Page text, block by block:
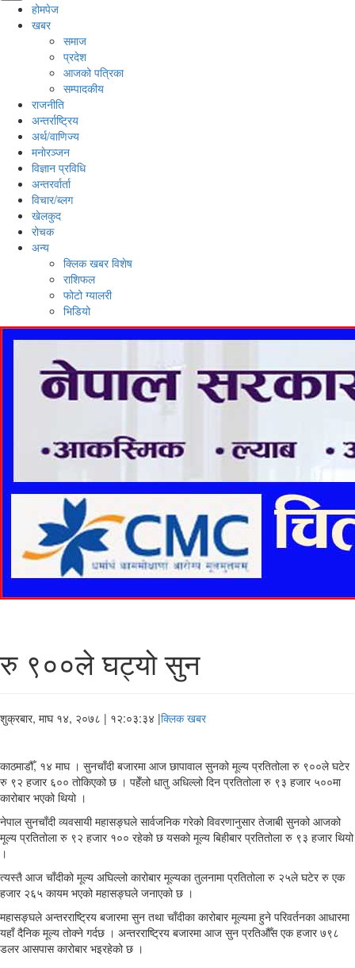
होमपेज
खबर
समाज
प्रदेश
आजको पत्रिका
सम्पादकीय
राजनीति
अन्तर्राष्ट्रिय
अर्थ/वाणिज्य
मनाेरञ्जन
विज्ञान प्रविधि
अन्तरर्वार्ता
विचार/ब्लग
खेलकुद
रोचक
अन्य
क्लिक खबर विशेष
राशिफल
फोटो ग्यालरी
भिडियो
रु ९००ले घट्यो सुन
शुक्रबार, माघ १४, २०७८ | १२:०३:३४ |क्लिक खबर
काठमाडौँ, १४ माघ । सुनचाँदी बजारमा आज छापावाल सुनको मूल्य प्रतितोला रु ९००ले घटेर
रु ९२ हजार ६०० तोकिएको छ । पहेँलो धातु अधिल्लो दिन प्रतितोला रु ९३ हजार ५००मा
कारोबार भएको थियो ।
नेपाल सुनचाँदी व्यवसायी महासङ्घले सार्वजनिक गरेको विवरणानुसार तेजाबी सुनको आजको
मूल्य प्रतितोला रु ९२ हजार १०० रहेको छ यसको मूल्य बिहीबार प्रतितोला रु ९३ हजार थियो
।
त्यस्तै आज चाँदीको मूल्य अघिल्लो कारोबार मूल्यका तुलनामा प्रतितोला रु २५ले घटेर रु एक
हजार २६५ कायम भएको महासङ्घले जनाएको छ ।
महासङ्घले अन्तरराष्ट्रिय बजारमा सुन तथा चाँदीका कारोबार मूल्यमा हुने परिवर्तनका आधारमा
यहाँ दैनिक मूल्य तोक्ने गर्दछ । अन्तरराष्ट्रिय बजारमा आज सुन प्रतिऔँस एक हजार ७९८
डलर आसपास कारोबार भइरहेको छ ।